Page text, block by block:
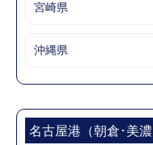
宮崎県
沖縄県
名古屋港（朝倉･美濃